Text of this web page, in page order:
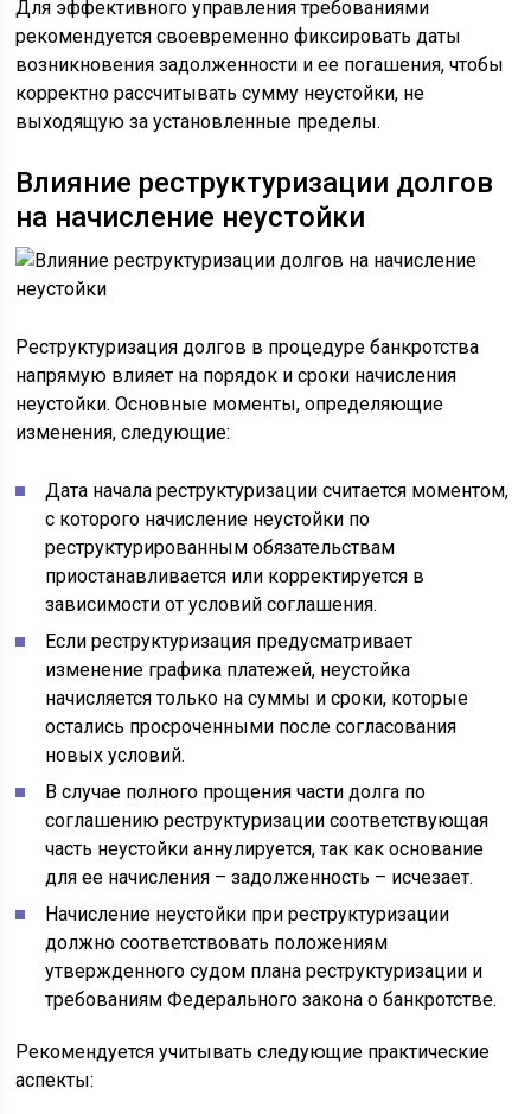
Для эффективного управления требованиями
рекомендуется своевременно фиксировать даты
возникновения задолженности и ее погашения, чтобы
корректно рассчитывать сумму неустойки, не
выходящую за установленные пределы.
Влияние реструктуризации долгов
на начисление неустойки
Реструктуризация долгов в процедуре банкротства
напрямую влияет на порядок и сроки начисления
неустойки. Основные моменты, определяющие
изменения, следующие:
Дата начала реструктуризации считается моментом,
с которого начисление неустойки по
реструктурированным обязательствам
приостанавливается или корректируется в
зависимости от условий соглашения.
Если реструктуризация предусматривает
изменение графика платежей, неустойка
начисляется только на суммы и сроки, которые
остались просроченными после согласования
новых условий.
В случае полного прощения части долга по
соглашению реструктуризации соответствующая
часть неустойки аннулируется, так как основание
для ее начисления – задолженность – исчезает.
Начисление неустойки при реструктуризации
должно соответствовать положениям
утвержденного судом плана реструктуризации и
требованиям Федерального закона о банкротстве.
Рекомендуется учитывать следующие практические
аспекты: